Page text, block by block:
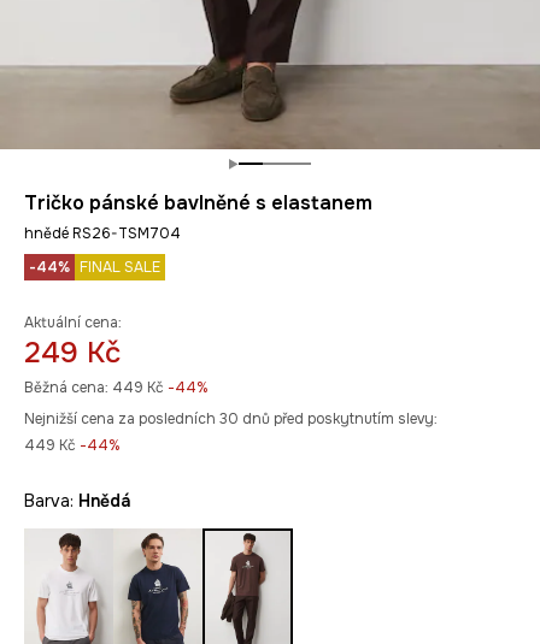
Tričko pánské bavlněné s elastanem
hnědé RS26-TSM704
-44% FINAL SALE
Aktuální cena:
249 Kč
Běžná cena: 449 Kč -44%
Nejnižší cena za posledních 30 dnů před poskytnutím slevy:
449 Kč -44%
Barva: hnědá